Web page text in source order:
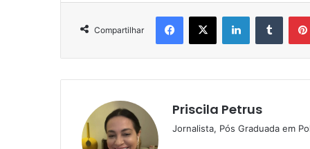
Compartilhar
Priscila Petrus
Jornalista, Pós Graduada em